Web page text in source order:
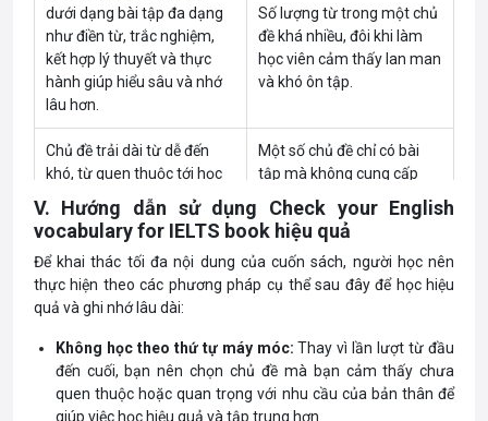
dưới dạng bài tập đa dạng
như điền từ, trắc nghiệm,
kết hợp lý thuyết và thực
hành giúp hiểu sâu và nhớ
lâu hơn.
Số lượng từ trong một chủ
đề khá nhiều, đôi khi làm
học viên cảm thấy lan man
và khó ôn tập.
Chủ đề trải dài từ dễ đến
khó, từ quen thuộc tới học
thuật, giúp xây dựng vốn từ
vựng vững chắc.
Một số chủ đề chỉ có bài
tập mà không cung cấp
nghĩa từ vựng, người học
phải tra cứu bên ngoài.
Chủ đề bám sát trực tiếp
các bài thi IELTS: phần
General nâng cao tất cả 4
Vocabulary được xây dựng
phù hợp với việc ôn luyện
Speaking và Writing hiệu
minh họa sinh động, bắt
mắt.
V. Hướng dẫn sử dụng Check your English
vocabulary for IELTS book hiệu quả
Để khai thác tối đa nội dung của cuốn sách, người học nên
thực hiện theo các phương pháp cụ thể sau đây để học hiệu
quả và ghi nhớ lâu dài:
Không học theo thứ tự máy móc: Thay vì lần lượt từ đầu
đến cuối, bạn nên chọn chủ đề mà bạn cảm thấy chưa
quen thuộc hoặc quan trọng với nhu cầu của bản thân để
giúp việc học hiệu quả và tập trung hơn.